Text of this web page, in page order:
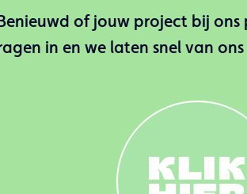
Benieuwd of jouw project bij ons
in en we laten snel van